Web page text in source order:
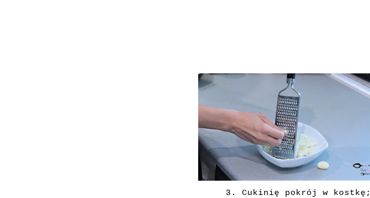
3. Cukinię pokrój w kostkę;